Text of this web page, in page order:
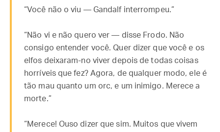
“Você não o viu — Gandalf interrompeu.”
“Não vi e não quero ver — disse Frodo. Não
consigo entender você. Quer dizer que você e os
elfos deixaram-no viver depois de todas coisas
horríveis que fez? Agora, de qualquer modo, ele é
tão mau quanto um orc, e um inimigo. Merece a
morte.”
“Merece! Ouso dizer que sim. Muitos que vivem